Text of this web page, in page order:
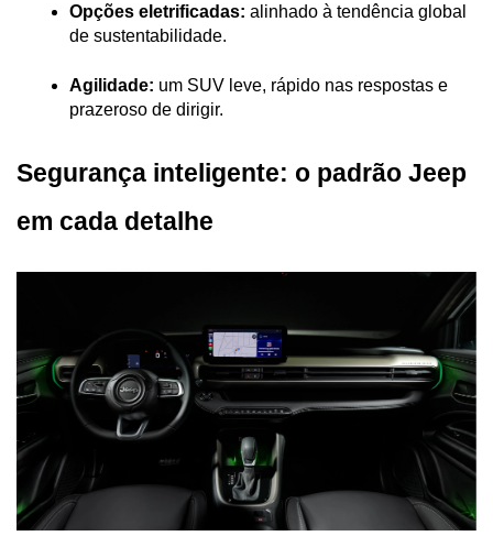
Opções eletrificadas: alinhado à tendência global
de sustentabilidade.
Agilidade: um SUV leve, rápido nas respostas e
prazeroso de dirigir.
Segurança inteligente: o padrão Jeep
em cada detalhe